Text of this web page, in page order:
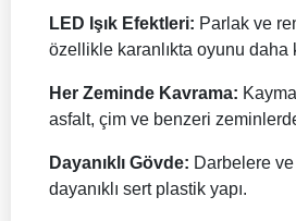
LED Işık Efektleri: Parlak ve
özellikle karanlıkta oyunu daha
Her Zeminde Kavrama:
asfalt, çim ve benzeri
Dayanıklı Gövde: Darbelere
dayanıklı sert plastik yapı.